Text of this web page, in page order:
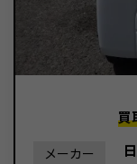
買
メーカー